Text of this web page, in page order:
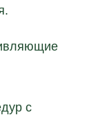
с